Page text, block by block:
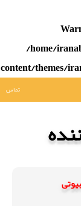
/home/
content/themes/
تماس